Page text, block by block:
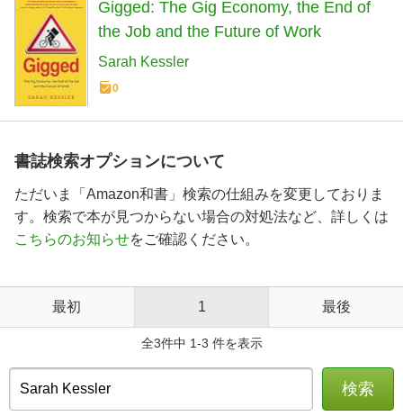
Gigged: The Gig Economy, the End of
the Job and the Future of Work
Sarah Kessler
0
書誌検索オプションについて
ただいま「Amazon和書」検索の仕組みを変更しておりま
す。検索で本が見つからない場合の対処法など、詳しくは
こちらのお知らせをご確認ください。
最初 1 最後
全3件中 1-3 件を表示
検索